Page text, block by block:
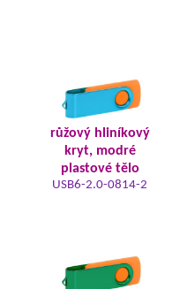
růžový hliníkový
kryt, modré
plastové tělo
USB6-2.0-0814-2